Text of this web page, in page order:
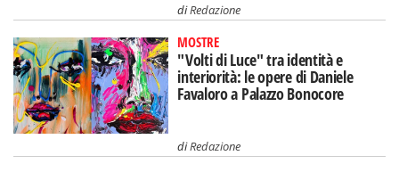
diRedazione
MOSTRE
"Volti di Luce" tra identità e
interiorità: le opere di Daniele
Favaloro a Palazzo Bonocore
diRedazione